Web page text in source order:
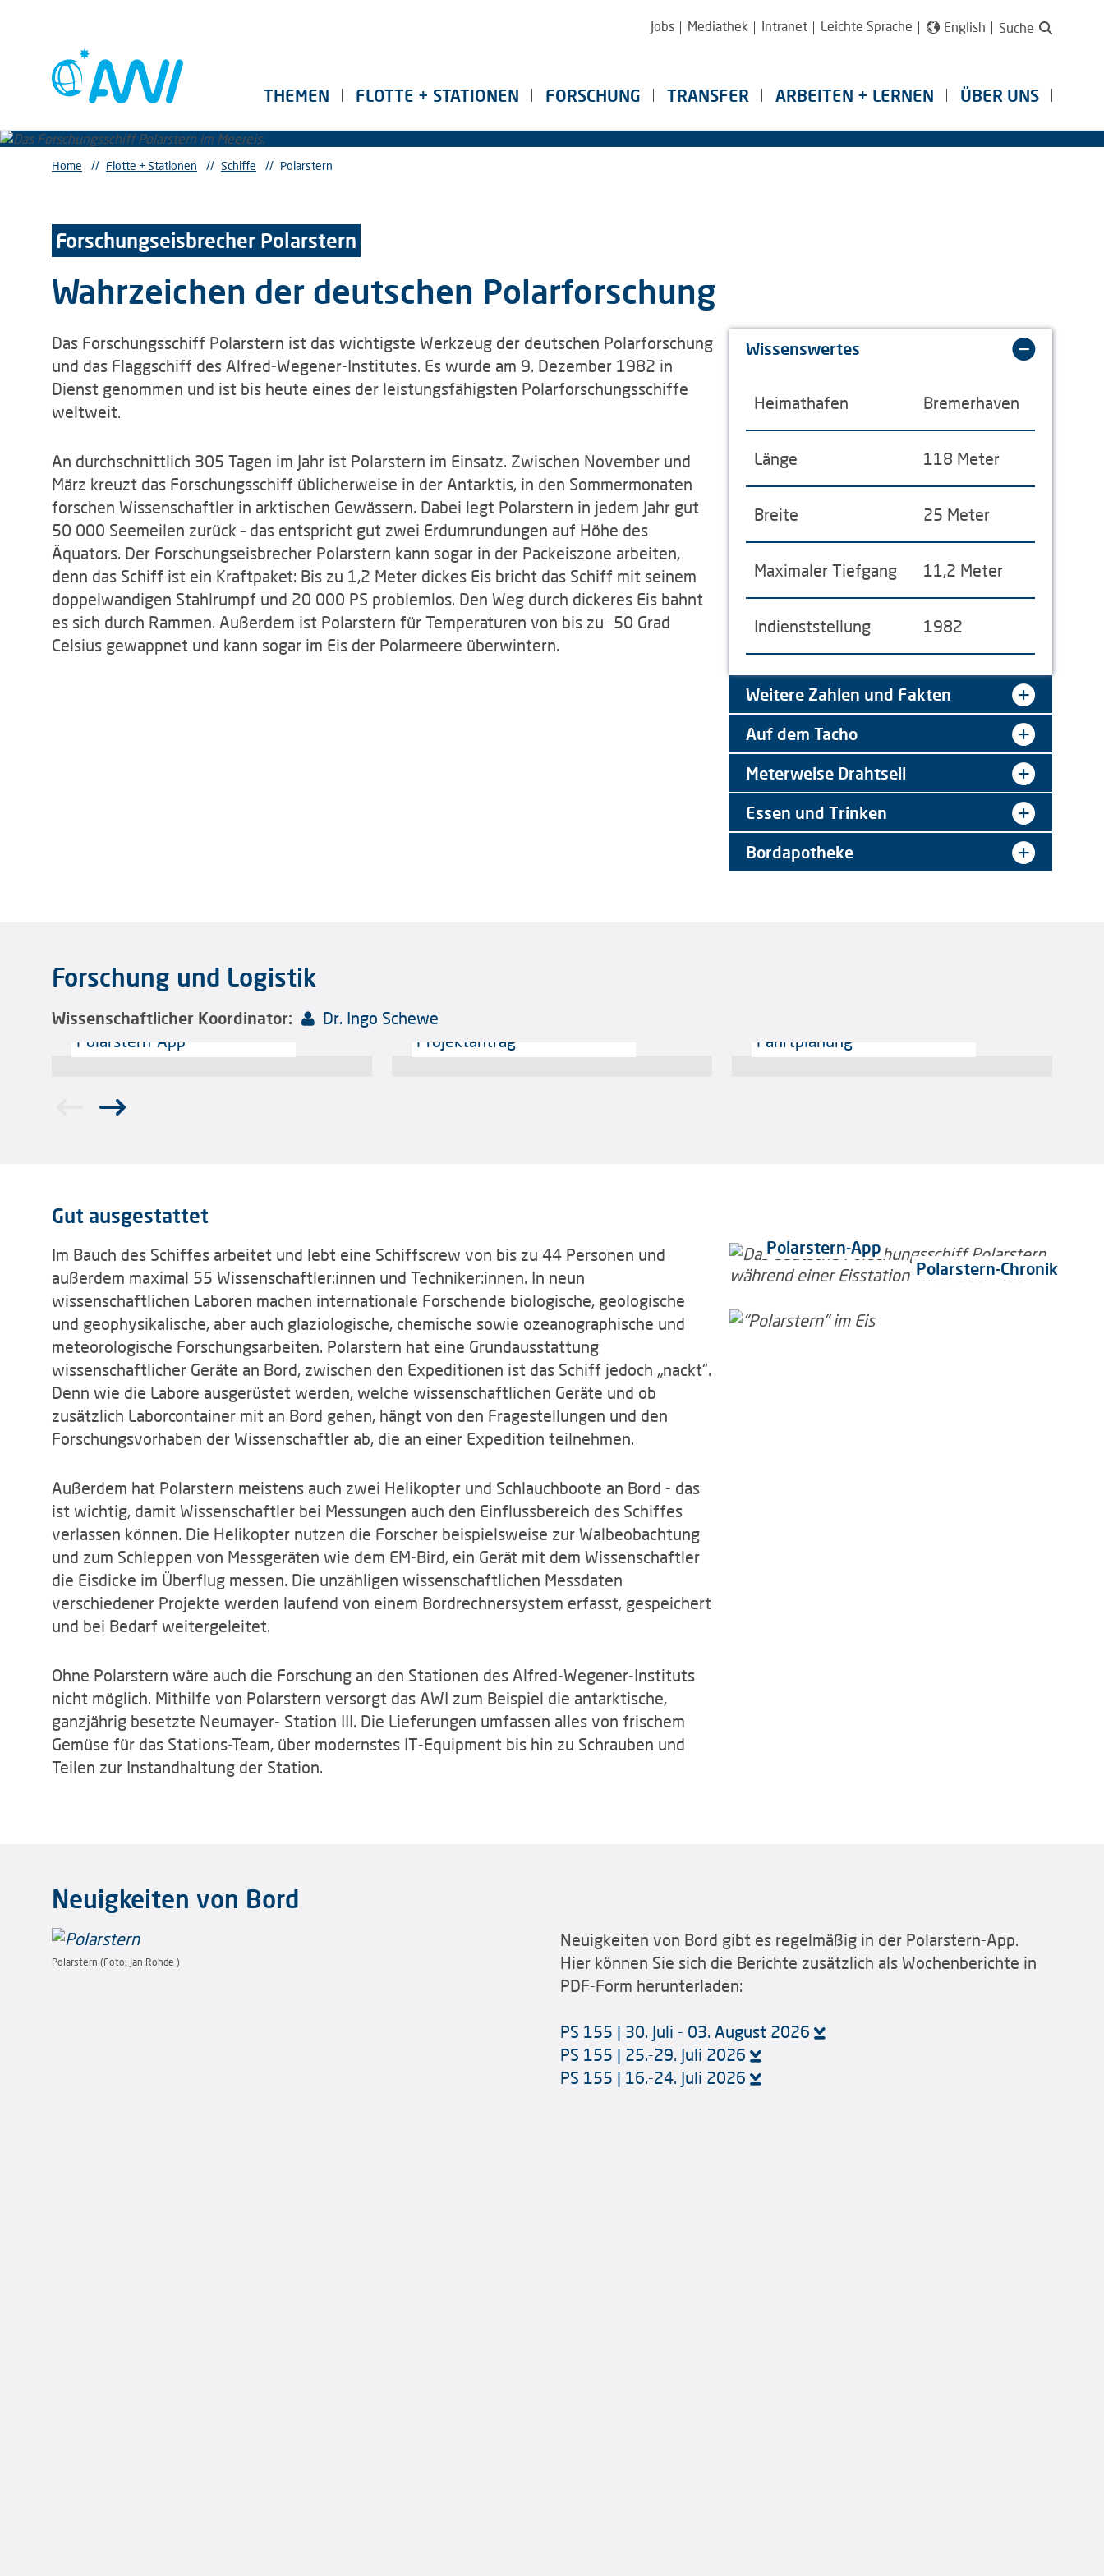
Jobs Mediathek Intranet Leichte Sprache English Suche
THEMEN FLOTTE + STATIONEN FORSCHUNG TRANSFER ARBEITEN + LERNEN ÜBER UNS
Home // Flotte + Stationen // Schiffe // Polarstern
Forschungseisbrecher Polarstern
Wahrzeichen der deutschen Polarforschung
Das Forschungsschiff Polarstern ist das wichtigste Werkzeug der deutschen Polarforschung
und das Flaggschiff des Alfred-Wegener-Institutes. Es wurde am 9. Dezember 1982 in
Dienst genommen und ist bis heute eines der leistungsfähigsten Polarforschungsschiffe
weltweit.
An durchschnittlich 305 Tagen im Jahr ist Polarstern im Einsatz. Zwischen November und
März kreuzt das Forschungsschiff üblicherweise in der Antarktis, in den Sommermonaten
forschen Wissenschaftler in arktischen Gewässern. Dabei legt Polarstern in jedem Jahr gut
50 000 Seemeilen zurück – das entspricht gut zwei Erdumrundungen auf Höhe des
Äquators. Der Forschungseisbrecher Polarstern kann sogar in der Packeiszone arbeiten,
denn das Schiff ist ein Kraftpaket: Bis zu 1,2 Meter dickes Eis bricht das Schiff mit seinem
doppelwandigen Stahlrumpf und 20 000 PS problemlos. Den Weg durch dickeres Eis bahnt
es sich durch Rammen. Außerdem ist Polarstern für Temperaturen von bis zu -50 Grad
Celsius gewappnet und kann sogar im Eis der Polarmeere überwintern.
Wissenswertes
Heimathafen Bremerhaven
Länge 118 Meter
Breite 25 Meter
Maximaler Tiefgang 11,2 Meter
Indienststellung 1982
Weitere Zahlen und Fakten
Auf dem Tacho
Meterweise Drahtseil
Essen und Trinken
Bordapotheke
Forschung und Logistik
Wissenschaftlicher Koordinator:
Dr. Ingo Schewe
Polarstern-App
Projektantrag Fahrtplanung
Gut ausgestattet
Im Bauch des Schiffes arbeitet und lebt eine Schiffscrew von bis zu 44 Personen und
außerdem maximal 55 Wissenschaftler:innen und Techniker:innen. In neun
wissenschaftlichen Laboren machen internationale Forschende biologische, geologische
und geophysikalische, aber auch glaziologische, chemische sowie ozeanographische und
meteorologische Forschungsarbeiten. Polarstern hat eine Grundausstattung
wissenschaftlicher Geräte an Bord, zwischen den Expeditionen ist das Schiff jedoch „nackt“.
Denn wie die Labore ausgerüstet werden, welche wissenschaftlichen Geräte und ob
zusätzlich Laborcontainer mit an Bord gehen, hängt von den Fragestellungen und den
Forschungsvorhaben der Wissenschaftler ab, die an einer Expedition teilnehmen.
Außerdem hat Polarstern meistens auch zwei Helikopter und Schlauchboote an Bord - das
ist wichtig, damit Wissenschaftler bei Messungen auch den Einflussbereich des Schiffes
verlassen können. Die Helikopter nutzen die Forscher beispielsweise zur Walbeobachtung
und zum Schleppen von Messgeräten wie dem EM-Bird, ein Gerät mit dem Wissenschaftler
die Eisdicke im Überflug messen. Die unzähligen wissenschaftlichen Messdaten
verschiedener Projekte werden laufend von einem Bordrechnersystem erfasst, gespeichert
und bei Bedarf weitergeleitet.
Ohne Polarstern wäre auch die Forschung an den Stationen des Alfred-Wegener-Instituts
nicht möglich. Mithilfe von Polarstern versorgt das AWI zum Beispiel die antarktische,
ganzjährig besetzte Neumayer- Station III. Die Lieferungen umfassen alles von frischem
Gemüse für das Stations-Team, über modernstes IT-Equipment bis hin zu Schrauben und
Teilen zur Instandhaltung der Station.
Polarstern-App
Polarstern-Chronik
Neuigkeiten von Bord
Polarstern (Foto: Jan Rohde )
Neuigkeiten von Bord gibt es regelmäßig in der Polarstern-App.
Hier können Sie sich die Berichte zusätzlich als Wochenberichte in
PDF-Form herunterladen:
PS 155 | 30. Juli - 03. August 2026
PS 155 | 25.-29. Juli 2026
PS 155 | 16.-24. Juli 2026